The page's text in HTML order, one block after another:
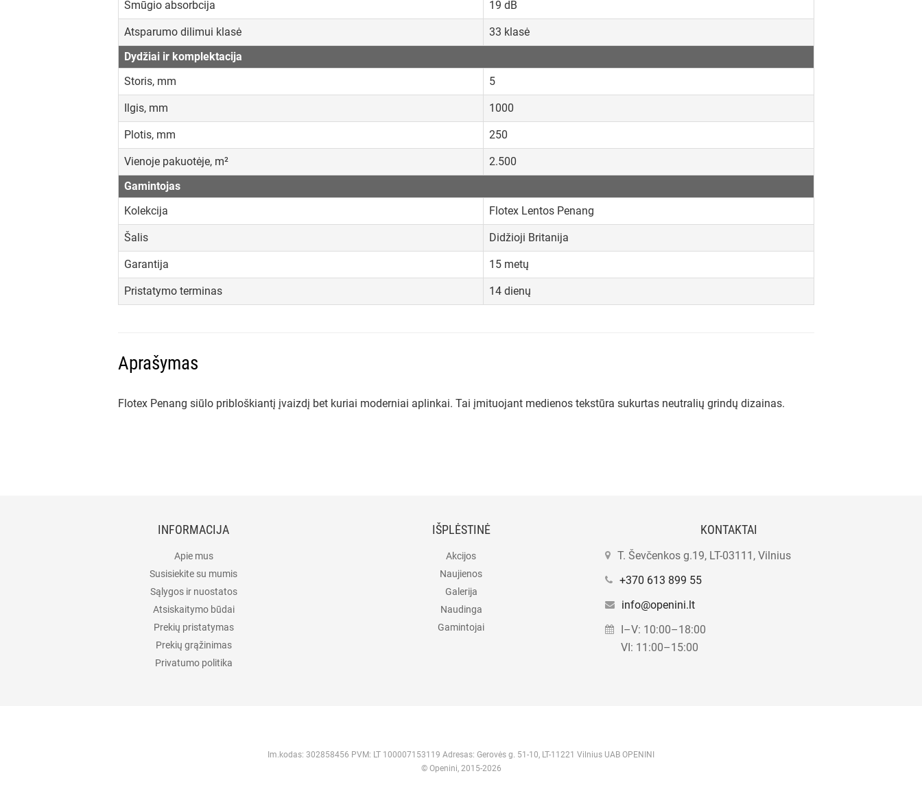
Smūgio absorbcija 19 dB
Atsparumo dilimui klasė
33 klasė
Dydžiai ir komplektacija
Storis, mm
5
Ilgis, mm 1000
Plotis, mm 250
Vienoje pakuotėje, m²
2.500
Gamintojas
Kolekcija
Flotex Lentos Penang
Šalis Didžioji Britanija
Garantija 15 metų
Pristatymo terminas 14 dienų
Aprašymas
Flotex Penang siūlo pribloškiantį įvaizdį bet kuriai moderniai aplinkai. Tai įmituojant medienos tekstūra sukurtas neutralių grindų dizainas.
INFORMACIJA
Apie mus
Susisiekite su mumis
Sąlygos ir nuostatos
Atsiskaitymo būdai
Prekių pristatymas
Prekių grąžinimas
Privatumo politika
IŠPLĖSTINĖ
Akcijos
Naujienos
Galerija
Naudinga
Gamintojai
KONTAKTAI
T. Ševčenkos g.19, LT-03111, Vilnius
+370 613 899 55
info@openini.lt
I–V: 10:00–18:00
VI: 11:00–15:00
Im.kodas: 302858456 PVM: LT 100007153119 Adresas: Gerovės g. 51-10, LT-11221 Vilnius UAB OPENINI
© Openini, 2015-2026